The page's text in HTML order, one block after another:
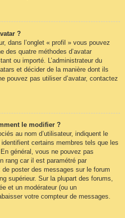
?
dans l’onglet « profil » vous pouvez
des quatre méthodes d’avatar
ou importé. L’administrateur du
et décider de la manière dont ils
pouvez pas utiliser d’avatar, contactez
le modifier ?
au nom d’utilisateur, indiquent le
certains membres tels que les
général, vous ne pouvez pas
rang car il est paramétré par
de poster des messages sur le forum
supérieur. Sur la plupart des forums,
et un modérateur (ou un
votre compteur de messages.